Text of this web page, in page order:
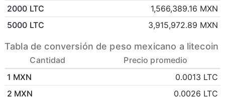
2000 LTC
1,566,389.16 MXN
5000 LTC
3,915,972.89 MXN
Tabla de conversión de peso mexicano a litecoin
Cantidad
Precio promedio
1 MXN
0.0013 LTC
2 MXN
0.0026 LTC